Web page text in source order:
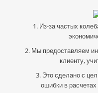
1. Из-за частых
2. Мы предоставляем
клиенту,
3. Это сделано с
ошибки в